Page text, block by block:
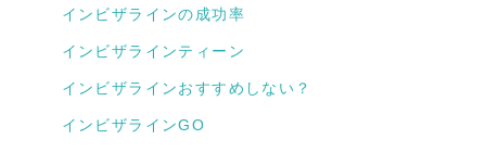
インビザラインの成功率
インビザラインティーン
インビザラインおすすめしない？
インビザラインGO